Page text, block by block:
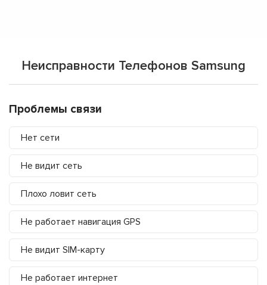
Неисправности Телефонов Samsung
Проблемы связи
Нет сети
Не видит сеть
Плохо ловит сеть
Не работает навигация GPS
Не видит SIM-карту
Не работает интернет